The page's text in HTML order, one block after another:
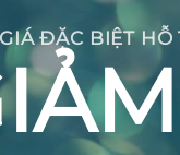
GIÁ ĐẶC BIỆT HỖ